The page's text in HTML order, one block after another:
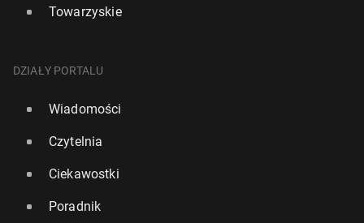
Towarzyskie
DZIAŁY PORTALU
Wiadomości
Czytelnia
Ciekawostki
Poradnik